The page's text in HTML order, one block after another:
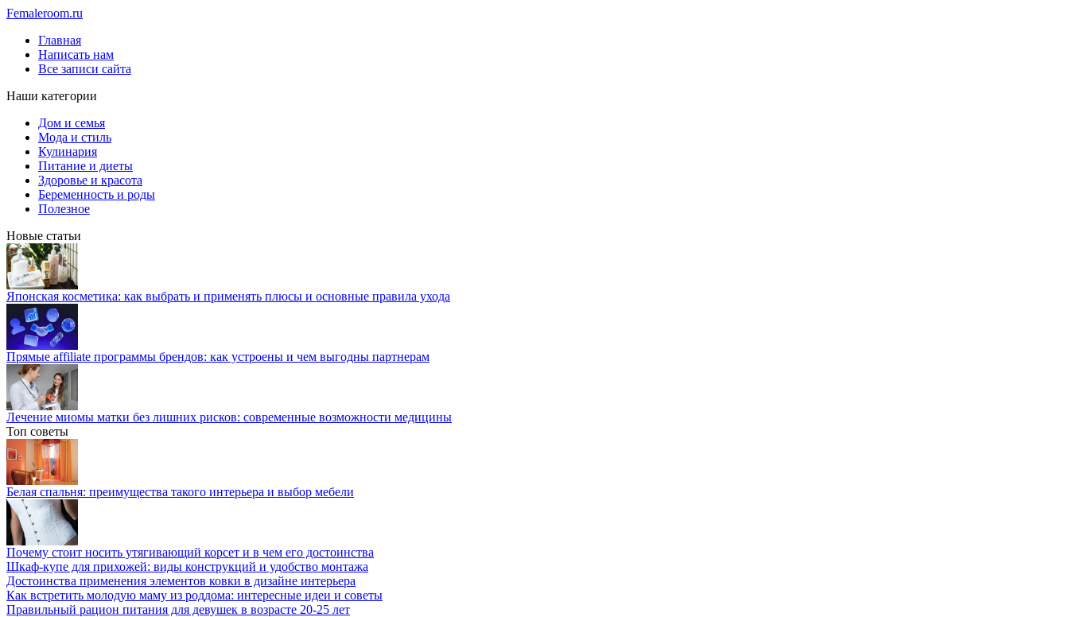
Femaleroom.ru
Главная
Написать нам
Все записи сайта
Наши категории
Дом и семья
Мода и стиль
Кулинария
Питание и диеты
Здоровье и красота
Беременность и роды
Полезное
Новые статьи
Японская косметика: как выбрать и применять плюсы и основные правила ухода
Прямые affiliate программы брендов: как устроены и чем выгодны партнерам
Лечение миомы матки без лишних рисков: современные возможности медицины
Топ советы
Белая спальня: преимущества такого интерьера и выбор мебели
Почему стоит носить утягивающий корсет и в чем его достоинства
Шкаф-купе для прихожей: виды конструкций и удобство монтажа
Достоинства применения элементов ковки в дизайне интерьера
Как встретить молодую маму из роддома: интересные идеи и советы
Правильный рацион питания для девушек в возрасте 20-25 лет